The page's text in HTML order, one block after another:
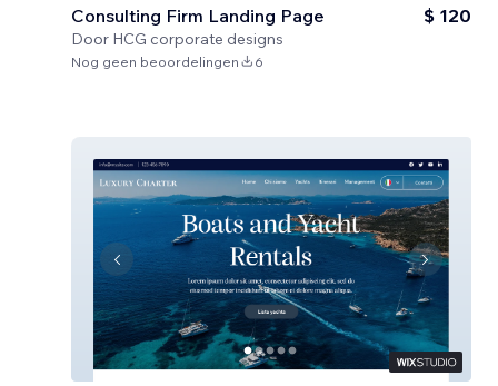
Consulting Firm Landing Page
Door HCG corporate designs
$ 120
Nog geen beoordelingen 6